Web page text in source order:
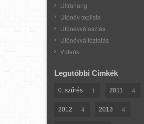
Ultrahang
Utónév toplista
Utónévválasztás
Utónévváltoztatás
Videók
Legutóbbi Címkék
0. szűrés 1 2011 4
2012 4 2013 4